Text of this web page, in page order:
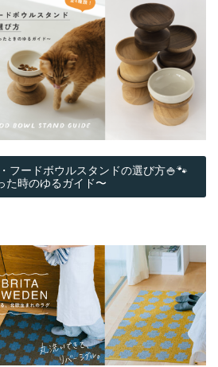
フードボウルスタンドの選び方🍚🐾
た時のゆるガイド〜